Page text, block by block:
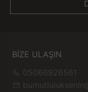
BİZE ULAŞIN
05066926561